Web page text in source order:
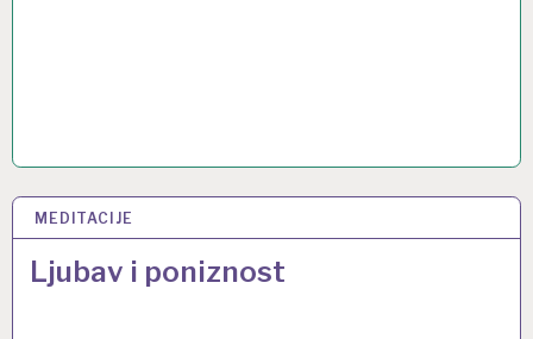
MEDITACIJE
Ljubav i poniznost
20 LIS 2014